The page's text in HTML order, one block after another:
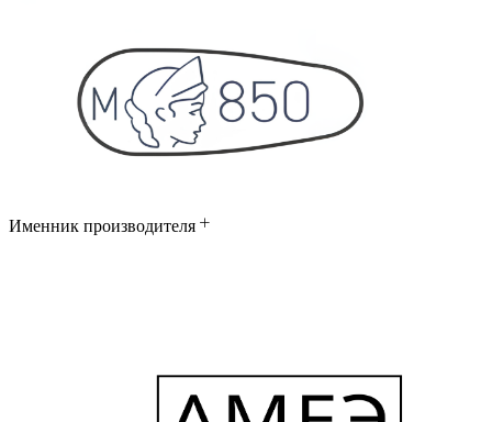
Именник производителя